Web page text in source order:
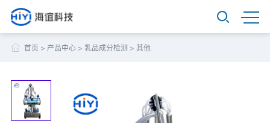
首页 > 产品中心> 乳品成分检测 > 其他